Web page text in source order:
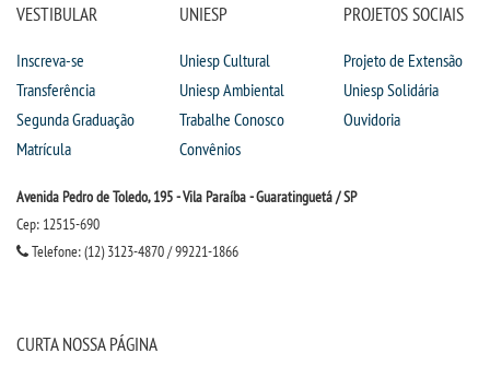
VESTIBULAR
Inscreva-se
Transferência
Segunda Graduação
Matrícula
UNIESP
Uniesp Cultural
Uniesp Ambiental
Trabalhe Conosco
Convênios
PROJETOS SOCIAIS
Projeto de Extensão
Uniesp Solidária
Ouvidoria
Avenida Pedro de Toledo, 195 - Vila Paraíba - Guaratinguetá / SP
Cep: 12515-690
Telefone: (12) 3123-4870 / 99221-1866
CURTA NOSSA PÁGINA